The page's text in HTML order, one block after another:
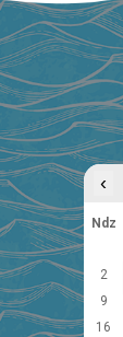
‹
Ndz
2
9
16